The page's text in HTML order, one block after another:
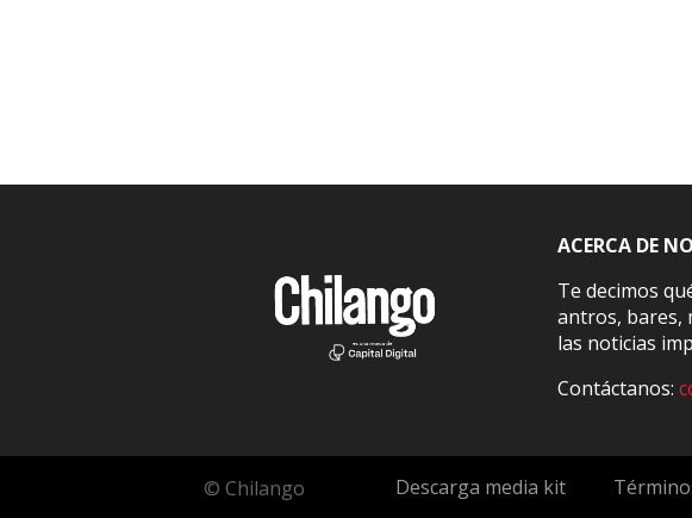
ACERCA DE
Te decimos
antros, bares,
las noticias
Contáctanos:
© Chilango Descarga media kit